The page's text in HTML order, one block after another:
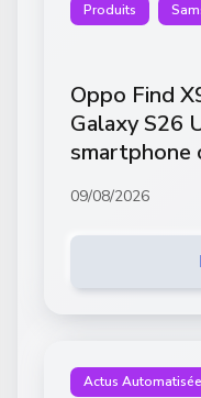
Produits
Oppo Find
Galaxy S26
smartphone
09/08/2026
Actus